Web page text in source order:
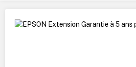
Ignorer la galerie d'images